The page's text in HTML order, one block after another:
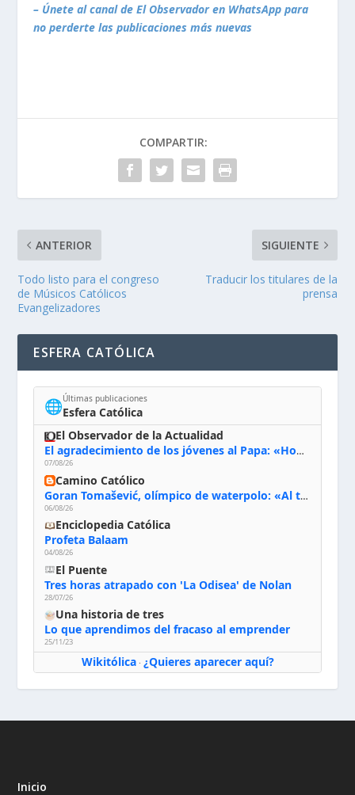
– Únete al canal de El Observador en WhatsApp para
no perderte las publicaciones más nuevas
COMPARTIR:
ANTERIOR
Todo listo para el congreso
de Músicos Católicos
Evangelizadores
SIGUIENTE
Traducir los titulares de la
prensa
ESFERA CATÓLICA
🌐Últimas publicaciones
Esfera Católica
El Observador de la Actualidad
El agradecimiento de los jóvenes al Papa: «Hoy nos sentimos Iglesia»
07/08/26
Camino Católico
Goran Tomašević, olímpico de waterpolo: «Al terminar el Camino de Santiago entregué mi vida a Cristo; hablé con Dios y le dije: ‘Estoy listo; estoy a tu servicio. Puedo llevar lo que sea necesario para ti’»
06/08/26
Enciclopedia Católica
Profeta Balaam
04/08/26
El Puente
Tres horas atrapado con 'La Odisea' de Nolan
28/07/26
Una historia de tres
Lo que aprendimos del fracaso al emprender
25/11/23
Wikitólica· ¿Quieres aparecer aquí?
Inicio